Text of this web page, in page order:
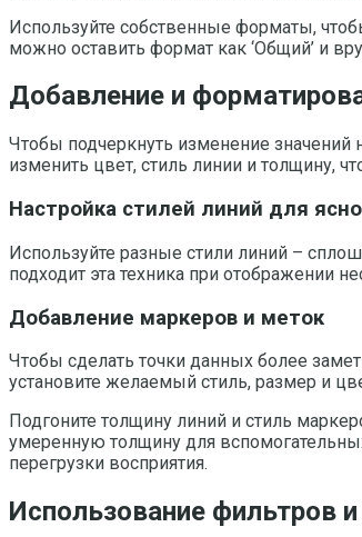
Используйте собственные форматы,
можно оставить формат как ‘Общий’ и
Добавление и
Чтобы подчеркнуть изменение
изменить цвет, стиль линии и толщину,
Настройка стилей линий для
Используйте разные стили линий –
подходит эта техника при отображении
Добавление маркеров и меток
Чтобы сделать точки данных более
установите желаемый стиль, размер и
Подгоните толщину линий и стиль
умеренную толщину для
перегрузки восприятия.
Использование фильтров